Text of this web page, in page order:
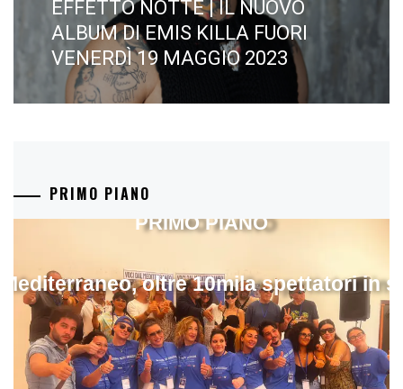
Next
post:
EFFETTO NOTTE | IL NUOVO
ALBUM DI EMIS KILLA FUORI
VENERDÌ 19 MAGGIO 2023
PRIMO PIANO
oltre 10mila spettatori in
PRIMO PIANO